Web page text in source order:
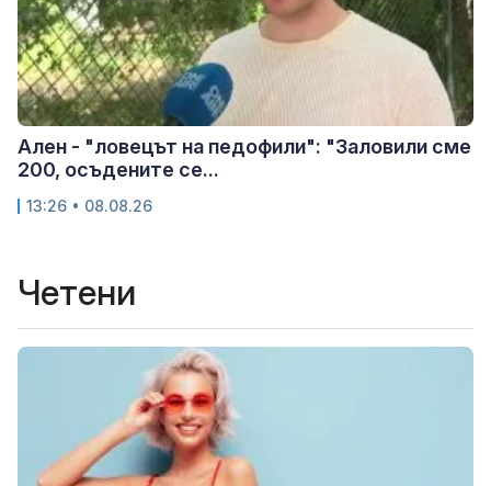
Ален - "ловецът на педофили": "Заловили сме
200, осъдените се...
13:26 • 08.08.26
Четени